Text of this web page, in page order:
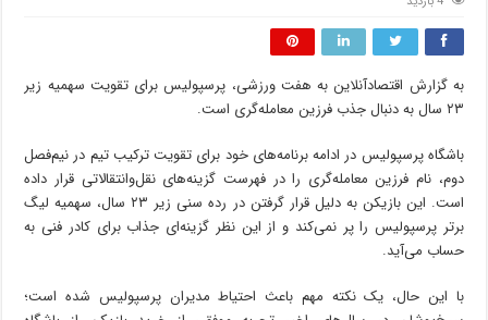
به گزارش اقتصادآنلاین به هفت ورزشی، پرسپولیس برای تقویت سهمیه زیر
۲۳ سال به دنبال جذب فرزین معامله‌گری است.
باشگاه پرسپولیس در ادامه برنامه‌های خود برای تقویت ترکیب تیم در نیم‌فصل
دوم، نام فرزین معامله‌گری را در فهرست گزینه‌های نقل‌وانتقالاتی قرار داده
است. این بازیکن به دلیل قرار گرفتن در رده سنی زیر ۲۳ سال، سهمیه لیگ
برتر پرسپولیس را پر نمی‌کند و از این نظر گزینه‌ای جذاب برای کادر فنی به
حساب می‌آید.
با این حال، یک نکته مهم باعث احتیاط مدیران پرسپولیس شده است؛